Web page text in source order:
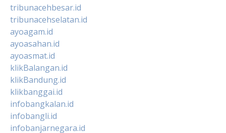
tribunacehbesar.id
tribunacehselatan.id
ayoagam.id
ayoasahan.id
ayoasmat.id
klikBalangan.id
klikBandung.id
klikbanggai.id
infobangkalan.id
infobangli.id
infobanjarnegara.id